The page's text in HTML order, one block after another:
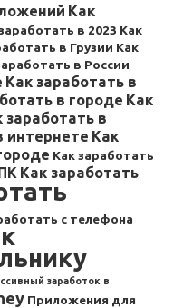
Как
в 2023 Как
в Грузии Как
в России
Как заработать в
в городе Как
заработать в
интернете Как
Как заработать
Как заработать
с телефона
заработок в
Приложения для